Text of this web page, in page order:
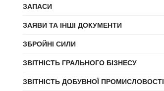
ЗАПАСИ
ЗАЯВИ ТА ІНШІ ДОКУМЕНТИ
ЗБРОЙНІ СИЛИ
ЗВІТНІСТЬ ГРАЛЬНОГО БІЗНЕСУ
ЗВІТНІСТЬ ДОБУВНОЇ ПРОМИСЛОВОСТІ